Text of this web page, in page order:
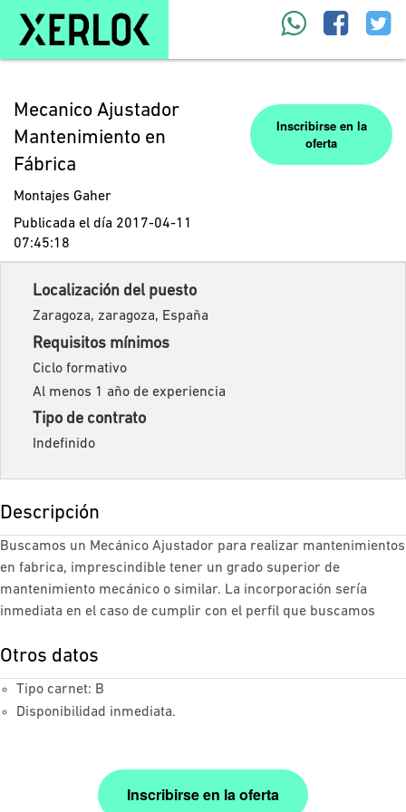
Mecanico Ajustador
Mantenimiento en
Fábrica
Montajes Gaher
Publicada el día 2017-04-11
07:45:18
Inscribirse en la
oferta
Localización del puesto
Zaragoza, zaragoza, España
Requisitos mínimos
Ciclo formativo
Al menos 1 año de experiencia
Tipo de contrato
Indefinido
Descripción
Buscamos un Mecánico Ajustador para realizar mantenimientos
en fabrica, imprescindible tener un grado superior de
mantenimiento mecánico o similar. La incorporación sería
inmediata en el caso de cumplir con el perfil que buscamos
Otros datos
Tipo carnet: B
Disponibilidad inmediata.
Inscribirse en la oferta